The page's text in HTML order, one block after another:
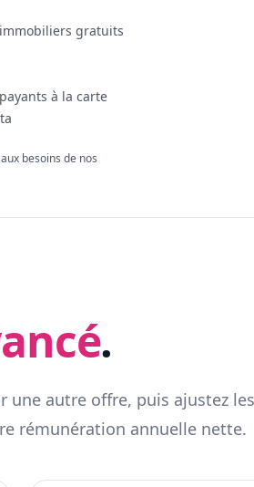
gratuits
à la carte
besoins de nos
.
une autre offre, puis ajustez les
rémunération annuelle nette.